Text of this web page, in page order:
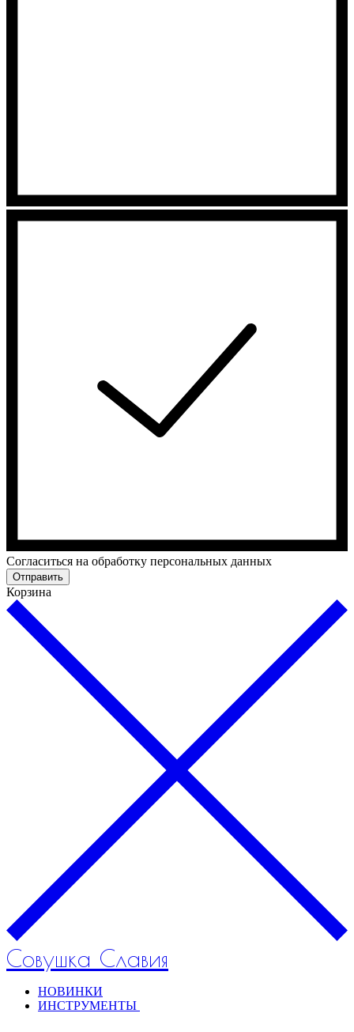
Cогласиться на обработку персональных данных
Отправить
Корзина
Совушка Славия
НОВИНКИ
ИНСТРУМЕНТЫ